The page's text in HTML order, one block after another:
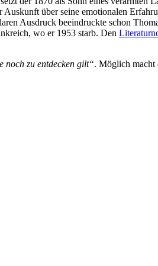
über sei­ne emo­tio­na­len
Aus­druck be­ein­druck­te schon
wo er 1953 starb. Den
noch zu ent­de­cken gilt“. Mög­lich macht